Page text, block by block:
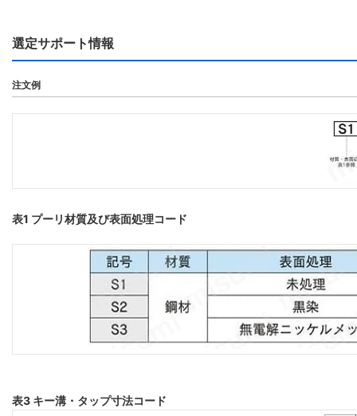
選定サポート情報
注文例
表1 プーリ材質及び表面処理コード
表3 キー溝・タップ寸法コード